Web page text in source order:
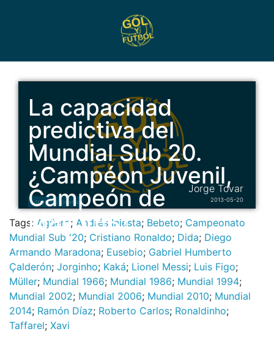
futbolistas jovenes
La capacidad
predictiva del
Mundial Sub 20.
¿Campéon Juvenil,
Campeón de
Mayores?
Jorge Tovar
2013-05-20
Tags: Agüero ; Andrés Iniesta; Bebeto; Campeonato
Mundial Sub '20; Cristiano Ronaldo; Dida; Diego
Armando Maradona; Eusebio; Gabriel Humberto
Çalderón; Jorginho; Kaká; Lionel Messi; Luis Figo;
Müller; Mundial 1966; Mundial 1986; Mundial 1994;
Mundial 2002; Mundial 2006; Mundial 2010; Mundial
2014; Ramón Díaz; Roberto Carlos; Ronaldinho;
Taffarel; Xavi